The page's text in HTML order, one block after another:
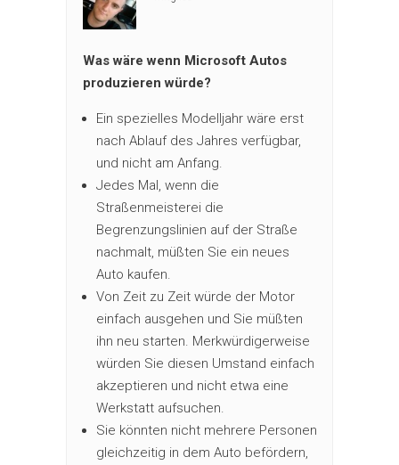
Was wäre wenn Microsoft Autos
produzieren würde?
Ein spezielles Modelljahr wäre erst
nach Ablauf des Jahres verfügbar,
und nicht am Anfang.
Jedes Mal, wenn die
Straßenmeisterei die
Begrenzungslinien auf der Straße
nachmalt, müßten Sie ein neues
Auto kaufen.
Von Zeit zu Zeit würde der Motor
einfach ausgehen und Sie müßten
ihn neu starten. Merkwürdigerweise
würden Sie diesen Umstand einfach
akzeptieren und nicht etwa eine
Werkstatt aufsuchen.
Sie könnten nicht mehrere Personen
gleichzeitig in dem Auto befördern,